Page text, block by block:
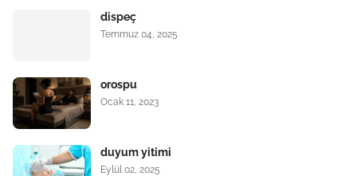
dispeç
Temmuz 04, 2025
orospu
Ocak 11, 2023
duyum yitimi
Eylül 02, 2025